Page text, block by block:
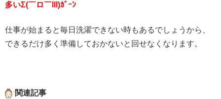
多いΣ(￣ロ￣lll)ｶﾞｰﾝ
仕事が始まると毎日洗濯できない時もあるでしょうから、
できるだけ多く準備しておかないと回せなくなります。
関連記事